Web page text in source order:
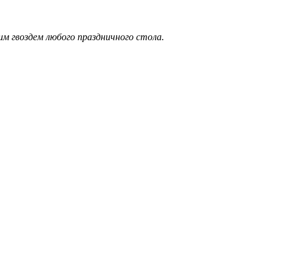
любого праздничного стола.